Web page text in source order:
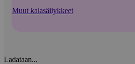
Muut kalasäilykkeet
Ladataan...